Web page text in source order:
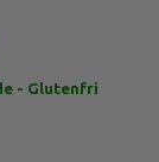
- Glutenfri